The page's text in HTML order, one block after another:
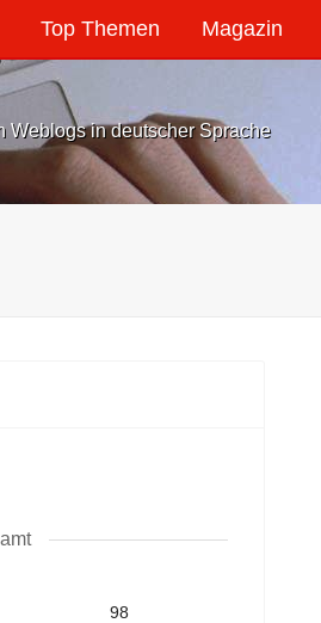
Top Themen Magazin
Weblogs in deutscher Sprache
98